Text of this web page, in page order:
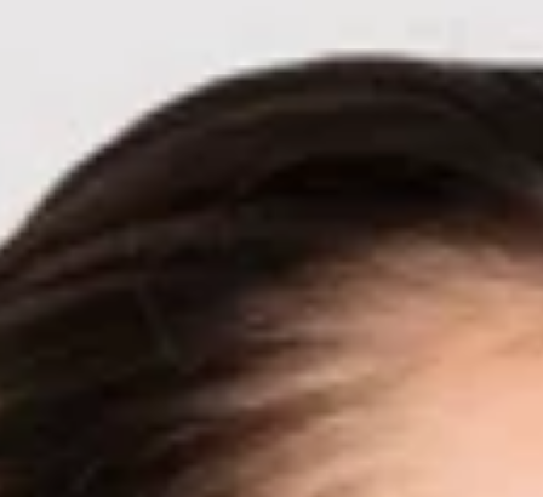
типов кистей для макияжа, подходит для
различных потребностей макияжа. Ручка щетки
из натурального бамбука и щетина из
высококачественного синтетического волокна
делают ее удобной и мягкой в ​​использовании и
не выпадают.. Изысканная упаковочная
коробка удобна для хранения и переноски.,
подходит для личного использования или